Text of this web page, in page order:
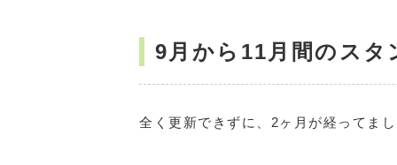
9月から11月間のスタ
全く更新できずに、2ヶ月が経ってま